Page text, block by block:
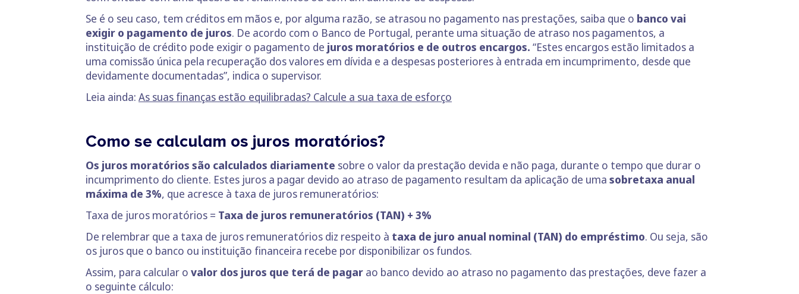
Se é o seu caso, tem créditos em mãos e, por alguma razão, se atrasou no pagamento nas prestações, saiba que o banco vai
exigir o pagamento de juros. De acordo com o Banco de Portugal, perante uma situação de atraso nos pagamentos, a
instituição de crédito pode exigir o pagamento de juros moratórios e de outros encargos. “Estes encargos estão limitados a
uma comissão única pela recuperação dos valores em dívida e a despesas posteriores à entrada em incumprimento, desde que
devidamente documentadas”, indica o supervisor.
Leia ainda: As suas finanças estão equilibradas? Calcule a sua taxa de esforço
Como se calculam os juros moratórios?
Os juros moratórios são calculados diariamente sobre o valor da prestação devida e não paga, durante o tempo que durar o
incumprimento do cliente. Estes juros a pagar devido ao atraso de pagamento resultam da aplicação de uma sobretaxa anual
máxima de 3%, que acresce à taxa de juros remuneratórios:
Taxa de juros moratórios = Taxa de juros remuneratórios (TAN) + 3%
De relembrar que a taxa de juros remuneratórios diz respeito à taxa de juro anual nominal (TAN) do empréstimo. Ou seja, são
os juros que o banco ou instituição financeira recebe por disponibilizar os fundos.
Assim, para calcular o valor dos juros que terá de pagar ao banco devido ao atraso no pagamento das prestações, deve fazer a
o seguinte cálculo: